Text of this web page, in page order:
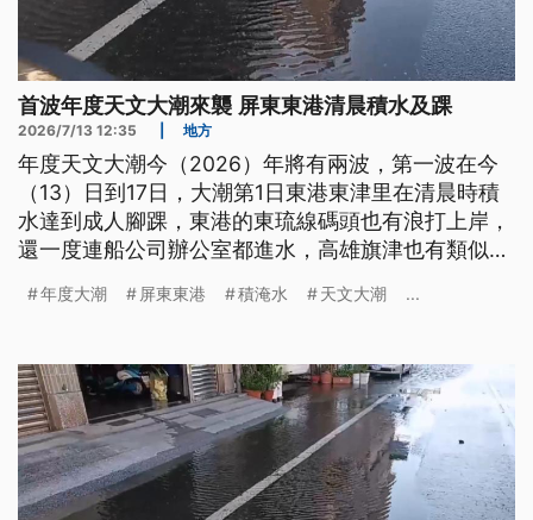
首波年度天文大潮來襲 屏東東港清晨積水及踝
2026/7/13 12:35 地方
年度天文大潮今（2026）年將有兩波，第一波在今
（13）日到17日，大潮第1日東港東津里在清晨時積
水達到成人腳踝，東港的東琉線碼頭也有浪打上岸，
還一度連船公司辦公室都進水，高雄旗津也有類似情
小心防範。
年度大潮 屏東東港 積淹水 天文大潮 ...